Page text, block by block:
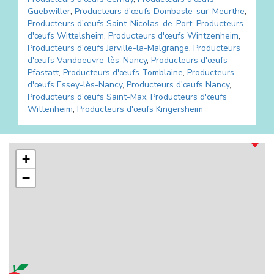
Guebwiller, Producteurs d'œufs Dombasle-sur-Meurthe,
Producteurs d'œufs Saint-Nicolas-de-Port, Producteurs
d'œufs Wittelsheim, Producteurs d'œufs Wintzenheim,
Producteurs d'œufs Jarville-la-Malgrange, Producteurs
d'œufs Vandoeuvre-lès-Nancy, Producteurs d'œufs
Pfastatt, Producteurs d'œufs Tomblaine, Producteurs
d'œufs Essey-lès-Nancy, Producteurs d'œufs Nancy,
Producteurs d'œufs Saint-Max, Producteurs d'œufs
Wittenheim, Producteurs d'œufs Kingersheim
+
−